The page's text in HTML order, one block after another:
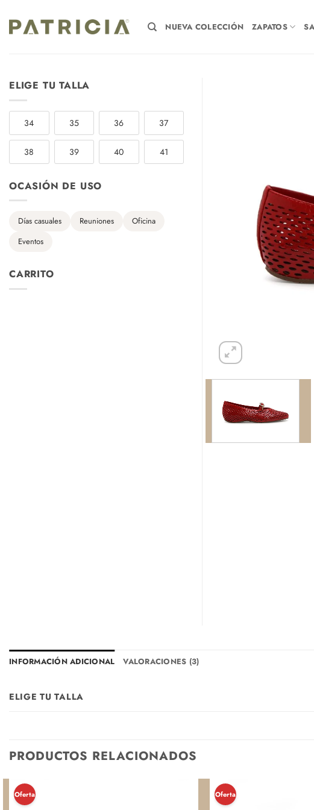
contenido
NUEVA COLECCIÓN ZAPATOS
ELIGE TU TALLA
34 35 36 37
38 39 40 41
OCASIÓN DE USO
Días casuales Reuniones
Oficina
Eventos
CARRITO
INFORMACIÓN ADICIONAL VALORACIONES (3)
ELIGE TU TALLA
PRODUCTOS RELACIONADOS
¡Oferta! ¡Oferta!